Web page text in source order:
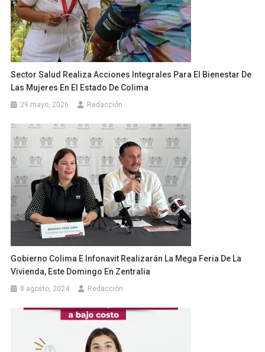
Sector Salud Realiza Acciones Integrales Para El Bienestar De
Las Mujeres En El Estado De Colima
29 mayo, 2026 Redacción
Gobierno Colima E Infonavit Realizarán La Mega Feria De La
Vivienda, Este Domingo En Zentralia
8 agosto, 2024 Redacción